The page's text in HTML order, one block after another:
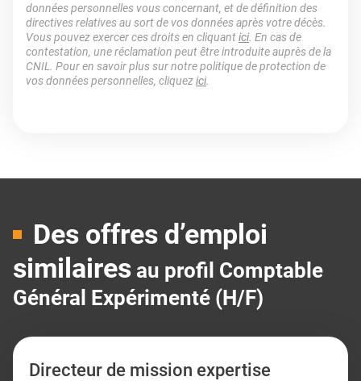
données personnelles vous concernant, et de définition des
directives relatives au sort de vos données après votre décès.
Vous pouvez exercer ces droits en cliquantici. En cas de
contestation, une réclamation peut être introduite auprès de la
CNIL. Pour en savoir plus sur notre politique de protection de
vos données personnelles, cliquezici.
Des offres d’emploi
similaires au profil Comptable
Général Expérimenté (H/F)
Directeur de mission expertise